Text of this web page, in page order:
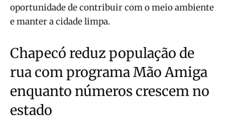
oportunidade de contribuir com o meio ambiente
e manter a cidade limpa.
Chapecó reduz população de
rua com programa Mão Amiga
enquanto números crescem no
estado